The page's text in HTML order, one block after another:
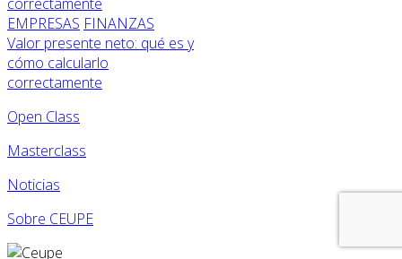
EMPRESAS FINANZAS
Valor presente neto: qué es y
cómo calcularlo
correctamente
Open Class
Masterclass
Noticias
Sobre CEUPE